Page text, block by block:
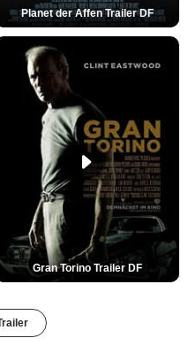
Planet der Affen Trailer DF
Gran Torino Trailer DF